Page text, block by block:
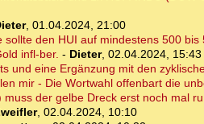
, 01.04.2024, 21:00
sollte den HUI auf mindestens 500 bis
infl-ber. - Dieter, 02.04.2024, 15:43
und eine Ergänzung mit den
mir - Die Wortwahl offenbart die
muss der gelbe Dreck erst noch mal
, 02.04.2024, 10:10